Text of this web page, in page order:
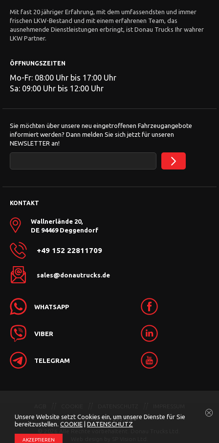
Mit fast 20 jähriger Erfahrung, mit dem umfassendsten und immer
frischen LKW-Bestand und mit einem erfahrenen Team, das
ausnehmende Dienstleistungen erbringt, ist Donau Trucks Ihr wahrer
LKW Partner.
ÖFFNUNGSZEITEN
Mo-Fr: 08:00 Uhr bis 17:00 Uhr
Sa: 09:00 Uhr bis 12:00 Uhr
KONTAKT
Wallnerlände 20,
DE 94469 Deggendorf
+49 152 22811709
sales@donautrucks.de
WHATSAPP
VIBER
TELEGRAM
Sie möchten über unsere neu eingetroffenen Fahrzeugangebote
informiert werden? Dann melden Sie sich jetzt für unseren
NEWSLETTER an!
Besucher: 5957380
Unsere Website setzt Cookies ein, um unsere Dienste für Sie
bereitzustellen. COOKIE DATENSCHUTZ
АKZEPTIEREN